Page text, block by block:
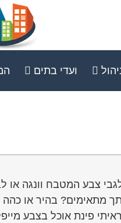
ועדי בתים
צבע המטבח וונגה או
מתאימים? בהיר או כהה
פינת אוכל בצבע